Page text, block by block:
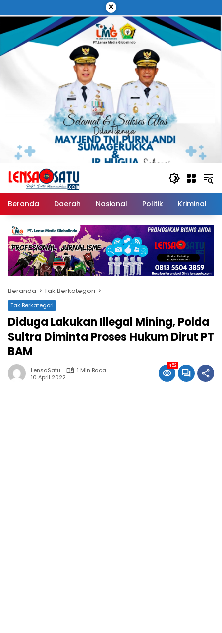
ke
konten
×
Beranda Daerah Nasional Politik Kriminal
Beranda Tak Berkategori
Tak Berkategori
Diduga Lakukan Illegal Mining, Polda
Sultra Diminta Proses Hukum Dirut PT
BAM
LensaSatu
1 Min Baca
10 April 2022
452